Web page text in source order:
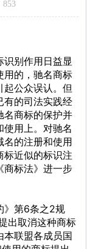
853
别作用日益显
用的，驰名商标
起公众误认。但
有的司法实践经
名商标的保护并
用上。对驰名
名的注册和使用
标近似的标识注
商标法》进一步
》第6条之2规
出取消这种商标
本联盟各成员国